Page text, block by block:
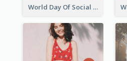
World Day Of Social Justice Instagram Post